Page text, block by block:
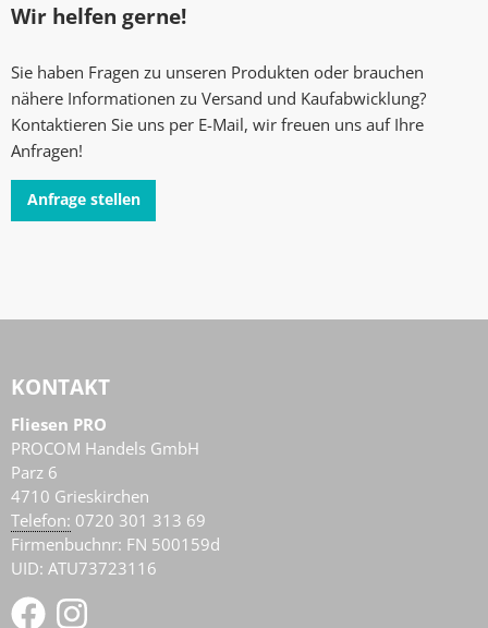
Wir helfen gerne!
Sie haben Fragen zu unseren Produkten oder brauchen
nähere Informationen zu Versand und Kaufabwicklung?
Kontaktieren Sie uns per E-Mail, wir freuen uns auf Ihre
Anfragen!
Anfrage stellen
KONTAKT
Fliesen PRO
PROCOM Handels GmbH
Parz 6
4710 Grieskirchen
AT
Telefon: 0720 301 313 69
Firmenbuchnr: FN 500159d
UID: ATU73723116